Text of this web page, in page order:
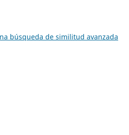
búsqueda de similitud avanzada